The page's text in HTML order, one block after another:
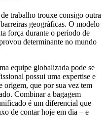
trabalho trouxe consigo outra
geográficas. O modelo
força durante o período de
determinante no mundo
equipe globalizada pode se
possui uma expertise e
origem, que por sua vez tem
Combinar a bagagem
é um diferencial que
de contar hoje em dia – e